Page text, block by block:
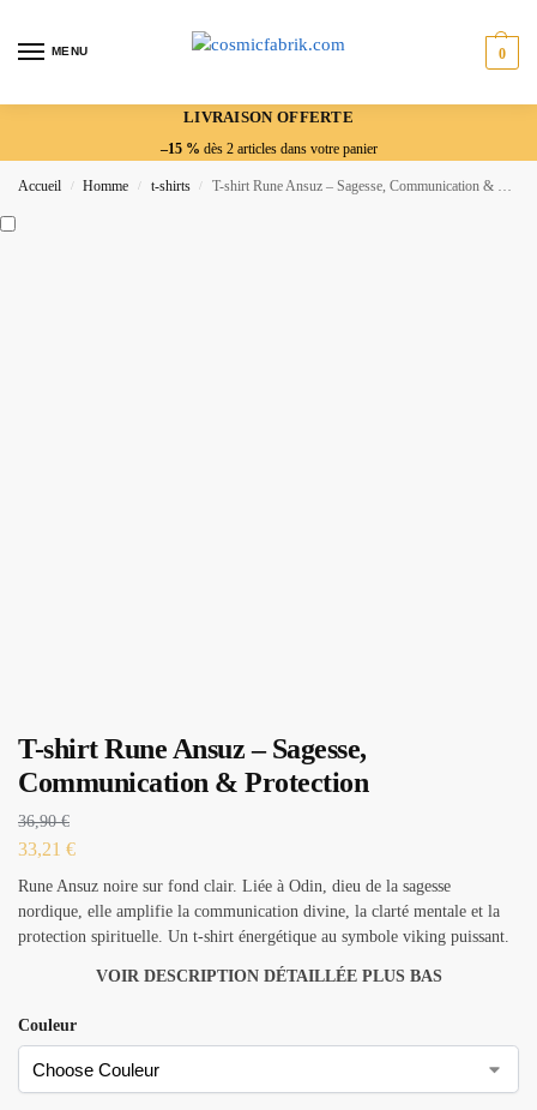
MENU 0
LIVRAISON OFFERTE
–15 % dès 2 articles dans votre panier
Accueil / Homme / t-shirts / T-shirt Rune Ansuz – Sagesse, Communication & Protection
T-shirt Rune Ansuz – Sagesse,
Communication & Protection
36,90€
33,21 €
Rune Ansuz noire sur fond clair. Liée à Odin, dieu de la sagesse
nordique, elle amplifie la communication divine, la clarté mentale et la
protection spirituelle. Un t-shirt énergétique au symbole viking puissant.
VOIR DESCRIPTION DÉTAILLÉE PLUS BAS
Couleur